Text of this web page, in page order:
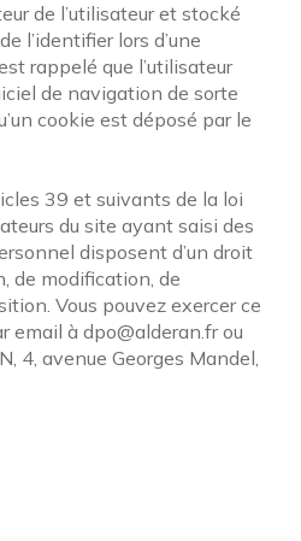
de l’utilisateur et stocké
l’identifier lors d’une
rappelé que l’utilisateur
de navigation de sorte
cookie est déposé par le
39 et suivants de la loi
du site ayant saisi des
disposent d’un droit
de modification, de
Vous pouvez exercer ce
email à dpo@alderan.fr ou
4, avenue Georges Mandel,